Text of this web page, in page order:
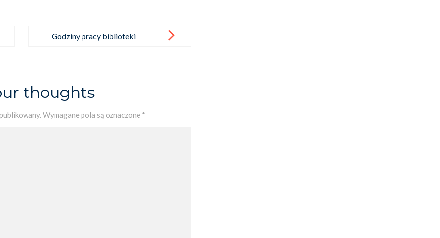
Godziny pracy biblioteki
thoughts
Wymagane pola są oznaczone *